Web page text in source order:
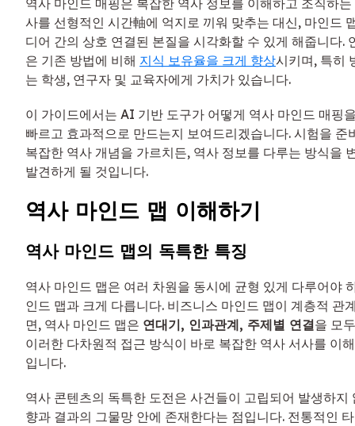
사를 선형적인 시간軸에 억지로 끼워 맞추는 대신, 마인드
디어 간의 상호 연결된 본질을 시각화할 수 있게 해줍니다.
은 기존 방법에 비해 지식 보유율을 크게 향상시키며, 특히
는 학생, 연구자 및 교육자에게 가치가 있습니다.
이 가이드에서는 AI 기반 도구가 어떻게 역사 마인드 매핑
빠르고 효과적으로 만드는지 보여드리겠습니다. 시험을 준
복잡한 역사 개념을 가르치든, 역사 정보를 다루는 방식을
발견하게 될 것입니다.
역사 마인드 맵 이해하기
역사 마인드 맵의 독특한 특징
역사 마인드 맵은 여러 차원을 동시에 균형 있게 다루어야
인드 맵과 크게 다릅니다. 비즈니스 마인드 맵이 계층적 관
면, 역사 마인드 맵은 연대기, 인과관계, 주제별 연결을 모
이러한 다차원적 접근 방식이 바로 복잡한 역사 서사를 이
입니다.
역사 콘텐츠의 독특한 도전은 사건들이 고립되어 발생하지
향과 결과의 그물망 안에 존재한다는 점입니다. 전통적인